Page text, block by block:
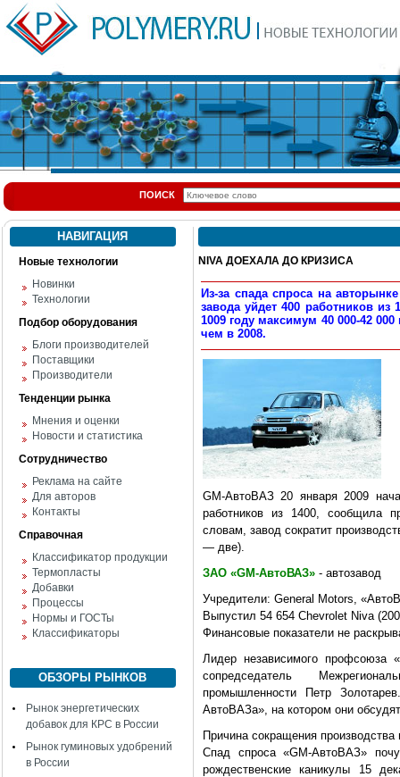
ПОИСК
НАВИГАЦИЯ
Новые технологии
Новинки
Технологии
Подбор оборудования
Блоги производителей
Поставщики
Производители
Тенденции рынка
Мнения и оценки
Новости и статистика
Сотрудничество
Реклама на сайте
Для авторов
Контакты
Справочная
Классификатор продукции
Термопласты
Добавки
Процессы
Нормы и ГОСТы
Классификаторы
ОБЗОРЫ РЫНКОВ
Рынок энергетических
добавок для КРС в России
Рынок гуминовых удобрений
в России
NIVA ДОЕХАЛА ДО КРИЗИСА
Из-за спада спроса на
завода уйдет 400 работников
1009 году максимум 40 000-42
чем в 2008.
GM-АвтоВАЗ 20 января 2009
работников из 1400, сообщила
словам, завод сократит
— две).
ЗАО «GM-АвтоВАЗ» - автозавод
Учредители: General Motors,
Выпустил 54 654 Chevrolet Niva
Финансовые показатели не
Лидер независимого профсоюза
сопредседатель
промышленности Петр
АвтоВАЗа», на котором они
Причина сокращения
Спад спроса «GM-АвтоВАЗ»
рождественские каникулы 15